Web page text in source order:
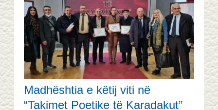
Madhështia e këtij viti në
“Takimet Poetike të Karadakut”